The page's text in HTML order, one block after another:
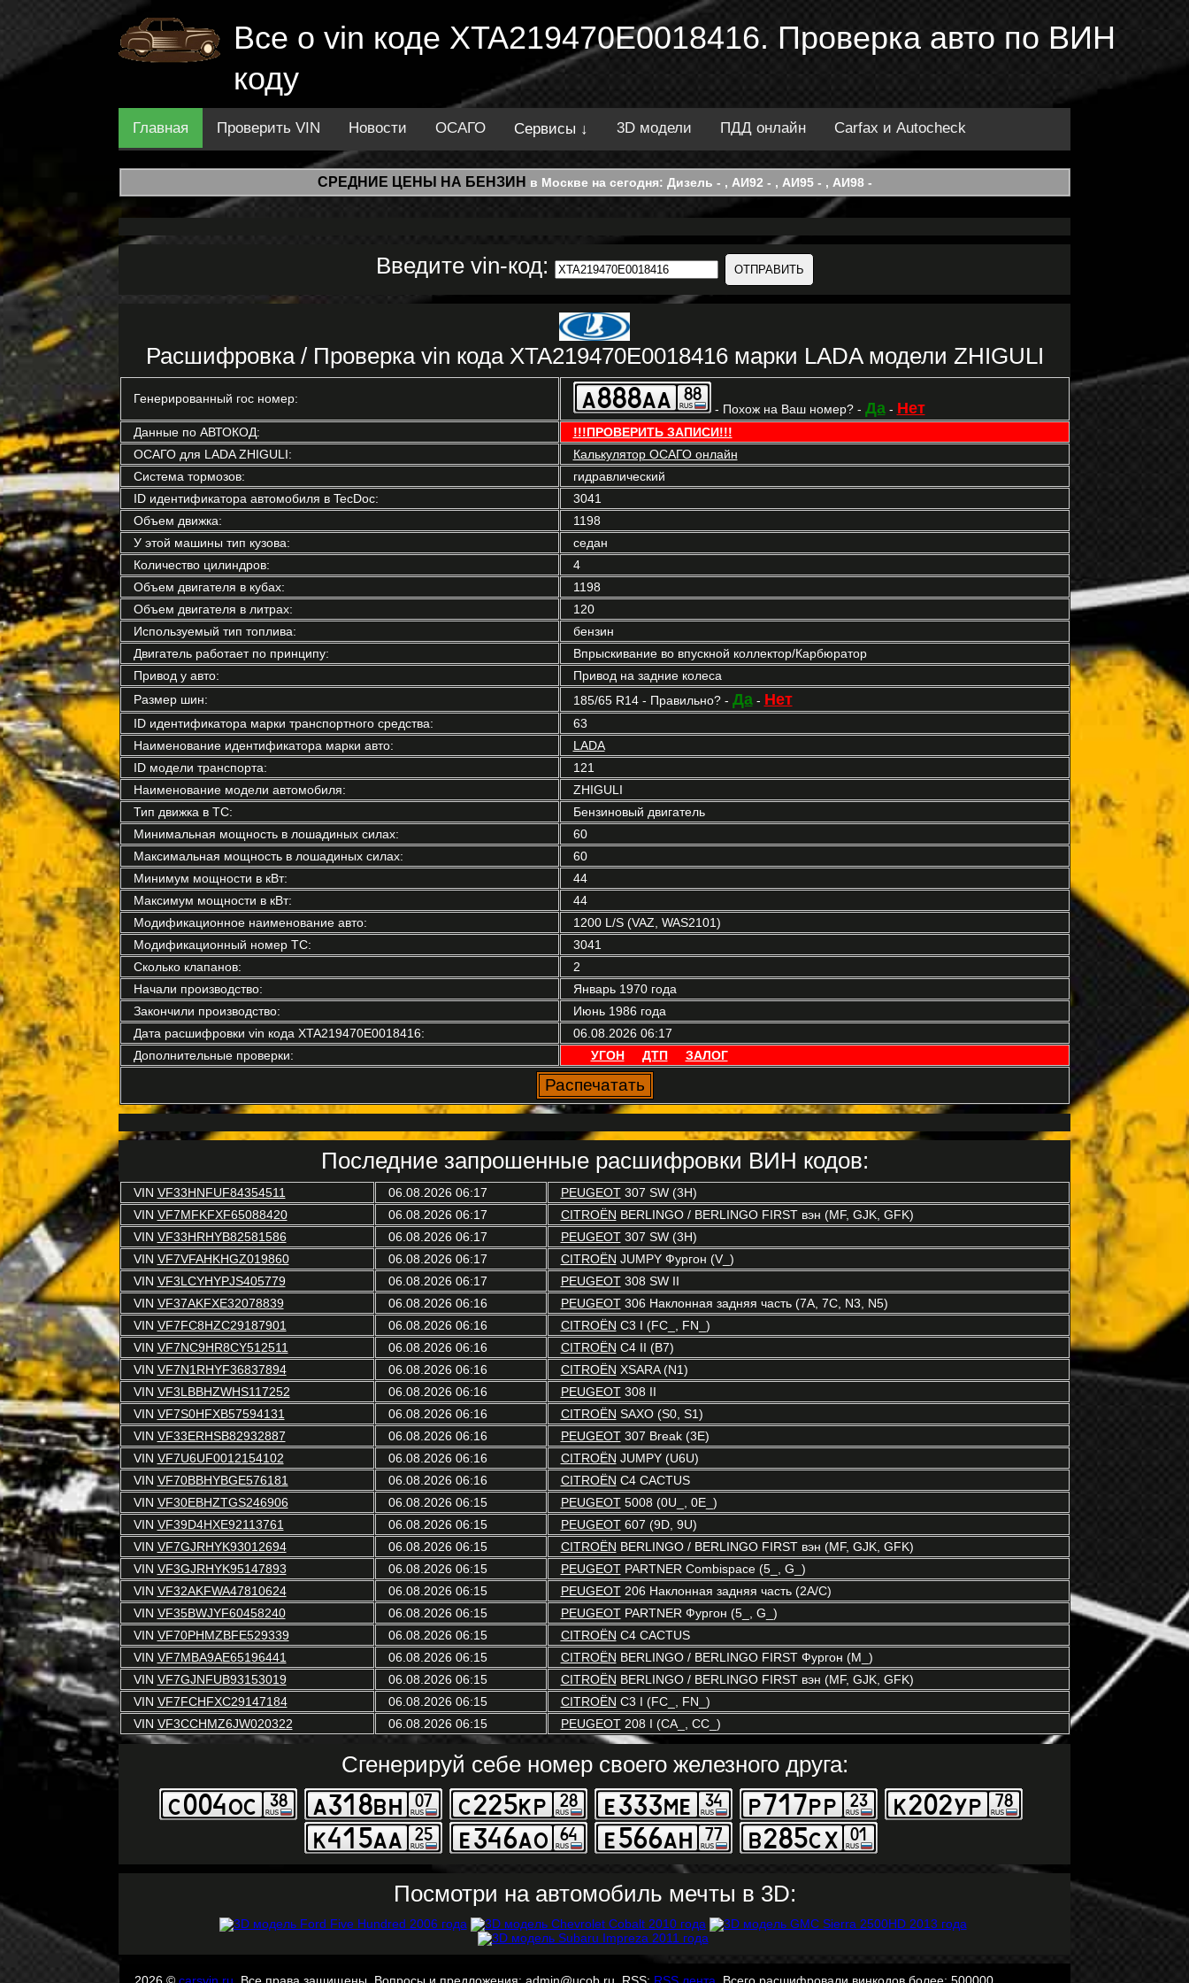
Все о vin коде XTA219470E0018416. Проверка авто по ВИН
коду
Главная Проверить VIN Новости ОСАГО Сервисы ↓ 3D модели ПДД онлайн Carfax и Autocheck
СРЕДНИЕ ЦЕНЫ НА БЕНЗИН в Москве на сегодня: Дизель - , АИ92 - , АИ95 - , АИ98 -
Введите vin-код:
Расшифровка / Проверка vin кода XTA219470E0018416 марки LADA модели ZHIGULI
Генерированный гос номер:
- Похож на Ваш номер? - Да- Нет
Данные по АВТОКОД:
!!!ПРОВЕРИТЬ ЗАПИСИ!!!
ОСАГО для LADA ZHIGULI:
Калькулятор ОСАГО онлайн
Система тормозов:
гидравлический
ID идентификатора автомобиля в TecDoc:
3041
Объем движка:
1198
У этой машины тип кузова:
седан
Количество цилиндров:
4
Объем двигателя в кубах:
1198
Объем двигателя в литрах:
120
Используемый тип топлива:
бензин
Двигатель работает по принципу:
Впрыскивание во впускной коллектор/Карбюратор
Привод у авто:
Привод на задние колеса
Размер шин:
185/65 R14 - Правильно? - Да- Нет
ID идентификатора марки транспортного средства:
63
Наименование идентификатора марки авто:
LADA
ID модели транспорта:
121
Наименование модели автомобиля:
ZHIGULI
Тип движка в ТС:
Бензиновый двигатель
Минимальная мощность в лошадиных силах:
60
Максимальная мощность в лошадиных силах:
60
Минимум мощности в кВт:
44
Максимум мощности в кВт:
44
Модификационное наименование авто:
1200 L/S (VAZ, WAS2101)
Модификационный номер ТС:
3041
Сколько клапанов:
2
Начали производство:
Январь 1970 года
Закончили производство:
Июнь 1986 года
Дата расшифровки vin кода XTA219470E0018416:
06.08.2026 06:17
Дополнительные проверки:
УГОН ДТП ЗАЛОГ
Последние запрошенные расшифровки ВИН кодов:
VIN VF33HNFUF84354511 06.08.2026 06:17 PEUGEOT307 SW (3H)
VIN VF7MFKFXF65088420 06.08.2026 06:17 CITROËN BERLINGO / BERLINGO FIRST вэн (MF, GJK, GFK)
VIN VF33HRHYB82581586 06.08.2026 06:17 PEUGEOT307 SW (3H)
VIN VF7VFAHKHGZ019860 06.08.2026 06:17 CITROËN JUMPY Фургон (V_)
VIN VF3LCYHYPJS405779 06.08.2026 06:17 PEUGEOT308 SW II
VIN VF37AKFXE32078839 06.08.2026 06:16 PEUGEOT306 Наклонная задняя часть (7A, 7C, N3, N5)
VIN VF7FC8HZC29187901 06.08.2026 06:16 CITROËN C3 I (FC_, FN_)
VIN VF7NC9HR8CY512511 06.08.2026 06:16 CITROËN C4 II (B7)
VIN VF7N1RHYF36837894 06.08.2026 06:16 CITROËN XSARA (N1)
VIN VF3LBBHZWHS117252 06.08.2026 06:16 PEUGEOT308 II
VIN VF7S0HFXB57594131 06.08.2026 06:16 CITROËN SAXO (S0, S1)
VIN VF33ERHSB82932887 06.08.2026 06:16 PEUGEOT307 Break (3E)
VIN VF7U6UF0012154102 06.08.2026 06:16 CITROËN JUMPY (U6U)
VIN VF70BBHYBGE576181 06.08.2026 06:16 CITROËN C4 CACTUS
VIN VF30EBHZTGS246906 06.08.2026 06:15 PEUGEOT5008 (0U_, 0E_)
VIN VF39D4HXE92113761 06.08.2026 06:15 PEUGEOT607 (9D, 9U)
VIN VF7GJRHYK93012694 06.08.2026 06:15 CITROËN BERLINGO / BERLINGO FIRST вэн (MF, GJK, GFK)
VIN VF3GJRHYK95147893 06.08.2026 06:15 PEUGEOTPARTNER Combispace (5_, G_)
VIN VF32AKFWA47810624 06.08.2026 06:15 PEUGEOT206 Наклонная задняя часть (2A/C)
VIN VF35BWJYF60458240 06.08.2026 06:15 PEUGEOTPARTNER Фургон (5_, G_)
VIN VF70PHMZBFE529339 06.08.2026 06:15 CITROËN C4 CACTUS
VIN VF7MBA9AE65196441 06.08.2026 06:15 CITROËN BERLINGO / BERLINGO FIRST Фургон (M_)
VIN VF7GJNFUB93153019 06.08.2026 06:15 CITROËN BERLINGO / BERLINGO FIRST вэн (MF, GJK, GFK)
VIN VF7FCHFXC29147184 06.08.2026 06:15 CITROËN C3 I (FC_, FN_)
VIN VF3CCHMZ6JW020322 06.08.2026 06:15 PEUGEOT208 I (CA_, CC_)
Сгенерируй себе номер своего железного друга:
Посмотри на автомобиль мечты в 3D: